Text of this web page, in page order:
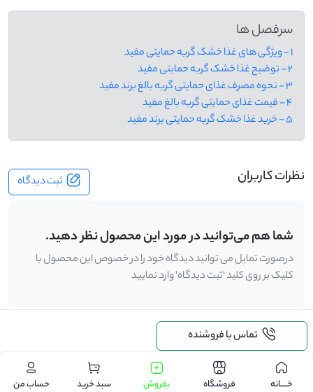
تماس با فروشنده
درخواست خرید
سرفصل ها
1 - ویژگی های غذا خشک گربه حمایتی مفید
2 - توضیح غذا خشک گربه حمایتی مفید
3 - نحوه مصرف غذای حمایتی گربه بالغ برند مفید
4 - قیمت غذای حمایتی گربه بالغ مفید
5 - خرید غذا خشک گربه حمایتی برند مفید
نظرات کاربران ثبت دیدگاه
شما هم می‌توانید در مورد این محصول نظر دهید.
درصورت تمایل می توانید دیدگاه خود را در خصوص این محصول با
کلیک بر روی کلید 'ثبت دیدگاه' وارد نمایید
خـــــانه فروشگاه بفروش سبد خرید حساب من